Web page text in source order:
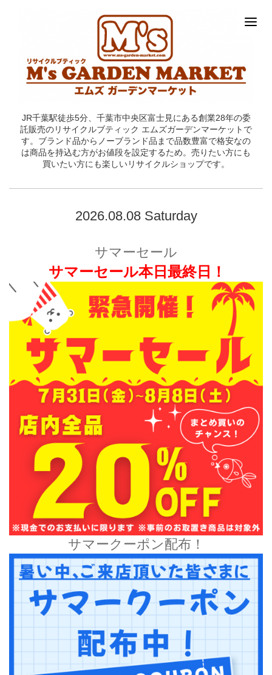
JR千葉駅徒歩5分、千葉市中央区富士見にある創業28年の委
託販売のリサイクルブティック エムズガーデンマーケットで
す。ブランド品からノーブランド品まで品数豊富で格安なの
は商品を持込む方がお値段を設定するため。売りたい方にも
買いたい方にも楽しいリサイクルショップです。
2026.08.08 Saturday
サマーセール
サマーセール本日最終日！
サマークーポン配布！